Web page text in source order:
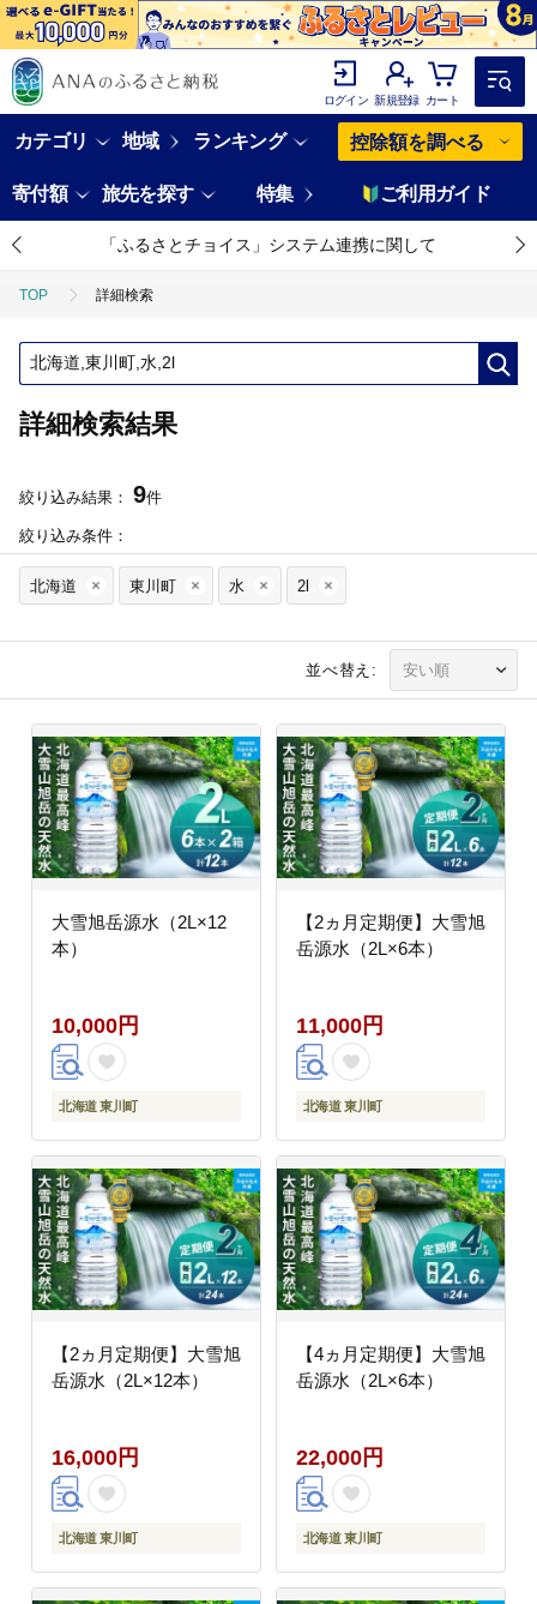
ログイン 新規登録 カート
カテゴリ 地域 ランキング 控除額を調べる
寄付額 旅先を探す 特集 ご利用ガイド
「ふるさとチョイス」システム連携に関して
TOP 詳細検索
詳細検索結果
絞り込み結果： 9件
絞り込み条件：
北海道 東川町 水 2l
並べ替え:
大雪旭岳源水（2L×12
本）
10,000円
北海道 東川町
【2ヵ月定期便】大雪旭
岳源水（2L×6本）
11,000円
北海道 東川町
【2ヵ月定期便】大雪旭
岳源水（2L×12本）
16,000円
北海道 東川町
【4ヵ月定期便】大雪旭
岳源水（2L×6本）
22,000円
北海道 東川町